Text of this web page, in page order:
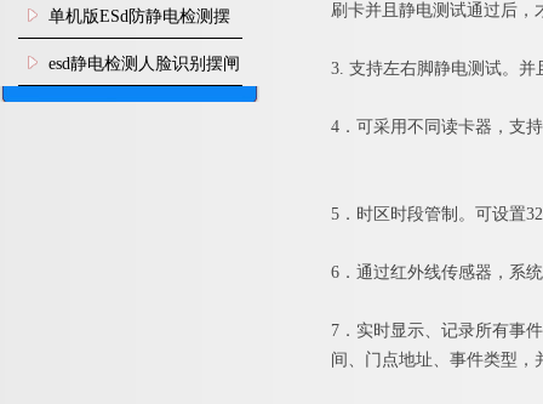
机
单机版ESd防静电检测摆
闸机
esd静电检测人脸识别摆闸
安装
刷卡并且静电测试通过后，
3. 支持左右脚静电测试。
4．可采用不同读卡器，支
5．时区时段管制。可设置
6．通过红外线传感器，系
7．实时显示、记录所有事
间、门点地址、事件类型，